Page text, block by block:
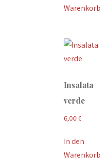
Warenkorb
Insalata
verde
6,00 €
In den
Warenkorb